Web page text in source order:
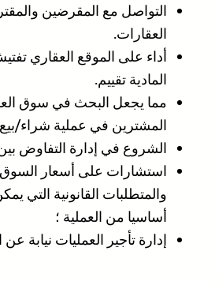
التواصل مع المقرضين
العقارات.
أداء على الموقع العقاري
المادية تقييم.
مما يجعل البحث في سوق
المشترين في عملية شراء/
الشروع في إدارة التفاوض
استشارات على أسعار السوق
والمتطلبات القانونية التي
أساسيا من العملية ؛
إدارة تأجير العمليات نيابة عن